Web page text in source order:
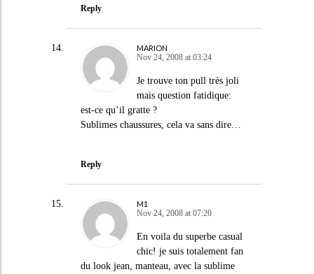
Reply
MARION
Nov 24, 2008 at 03:24
Je trouve ton pull très joli
mais question fatidique:
est-ce qu’il gratte ?
Sublimes chaussures, cela va sans dire…
Reply
M1
Nov 24, 2008 at 07:20
En voila du superbe casual
chic! je suis totalement fan
du look jean, manteau, avec la sublime